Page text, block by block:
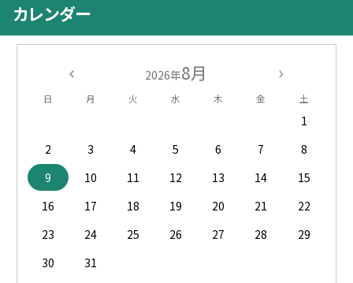
カレンダー
2026年8月
日 月 火 水 木 金 土
1
2
3 4 5 6 7
8
9
10 11 12 13 14
15
16
17 18 19 20 21
22
23
24 25 26 27 28
29
30
31